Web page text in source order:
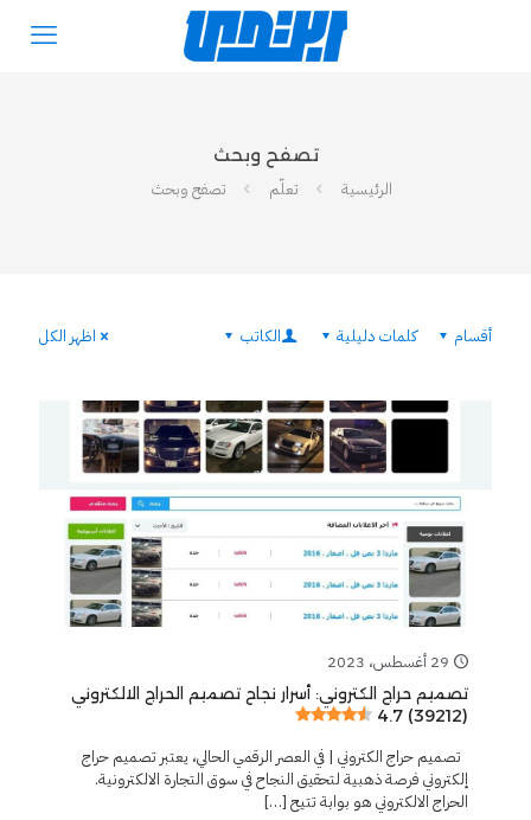
تصفح وبحث
الرئيسية
تعلّم تصفح وبحث
أقسام كلمات دليلية الكاتب اظهر الكل
29 أغسطس، 2023
تصميم حراج الكتروني: أسرار نجاح تصميم الحراج الالكتروني
4.7 (39212)
تصميم حراج الكتروني | في العصر الرقمي الحالي، يعتبر تصميم حراج
إلكتروني فرصة ذهبية لتحقيق النجاح في سوق التجارة الالكترونية.
الحراج الالكتروني هو بوابة تتيح […]